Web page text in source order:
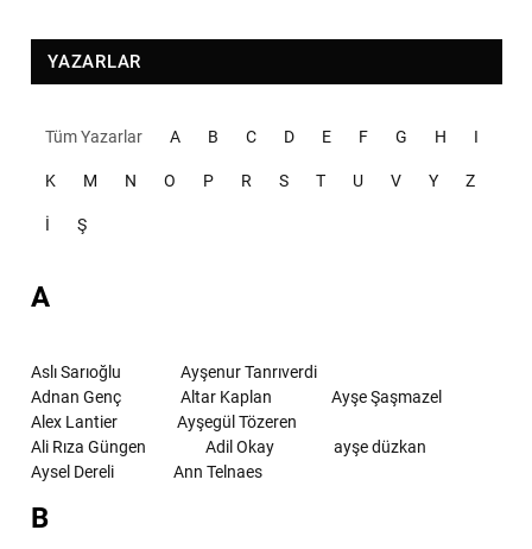
YAZARLAR
Tüm Yazarlar A B C D E F G H I
K M N O P R S T U V Y Z
İ Ş
A
Aslı Sarıoğlu
Ayşenur Tanrıverdi
Adnan Genç
Altar Kaplan
Ayşe Şaşmazel
Alex Lantier
Ayşegül Tözeren
Ali Rıza Güngen
Adil Okay
ayşe düzkan
Aysel Dereli
Ann Telnaes
B